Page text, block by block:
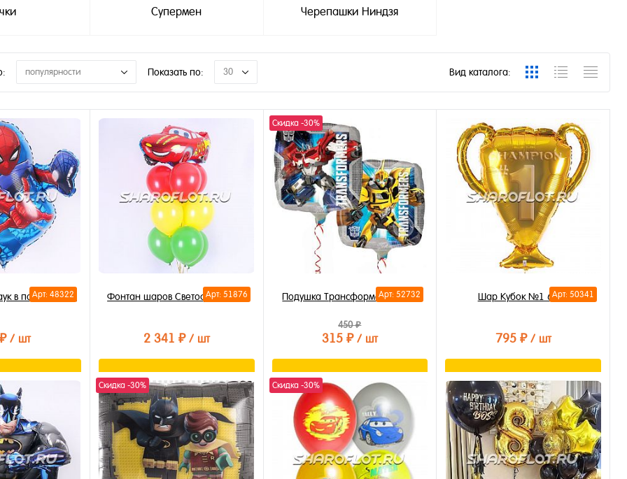
Супермен Черепашки Ниндзя
популярности Показать по: 30 Вид каталога:
Арт: 48322
в полете 70см
/ шт
Арт: 51876
Фонтан шаров Светофор Тачки
2 341 ₽ / шт
В корзину
Купить в 1 клик
В избранное
В наличии
Скидка -30%
Арт: 52732
Подушка Трансформеры 40см
450 ₽
315 ₽ / шт
В корзину
Купить в 1 клик
В избранное
В наличии
Арт: 50341
Шар Кубок №1 65см
795 ₽ / шт
В корзину
Купить в 1 клик
В избранное
В наличии
Скидка -30% Скидка -30%